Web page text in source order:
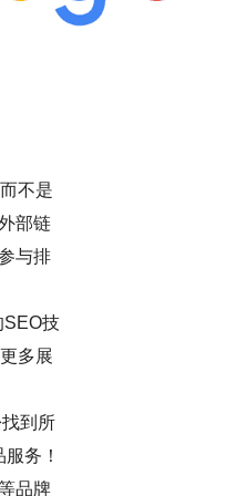
不是
部链
与排
SEO技
多展
到所
务！
品牌